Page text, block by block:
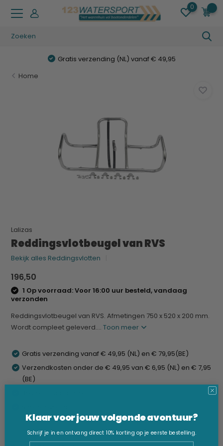
0
Gratis verzending (NL) vanaf € 49,95
Home
Lalizas
Reddingsvlotbeugel van RVS
Bekijk alles Reddingsvlotten
196,50
1 Op voorraad: Voor 16:00 uur besteld, vandaag
verzonden
Reddingsvlotbeugel van RVS. Afmetingen 750 x 520 x 200 mm.
Wordt compleet geleverd....Toon meer
Gratis verzending vanaf € 49,95 (NL) en € 79,95(BE)
Verzendkosten onder de € 49,95 van € 6,95 (NL) en € 7,95
(BE)
Klaar voor jouw volgende avontuur?
Schrijf je in en ontvang direct 10% korting op je eerste bestelling.